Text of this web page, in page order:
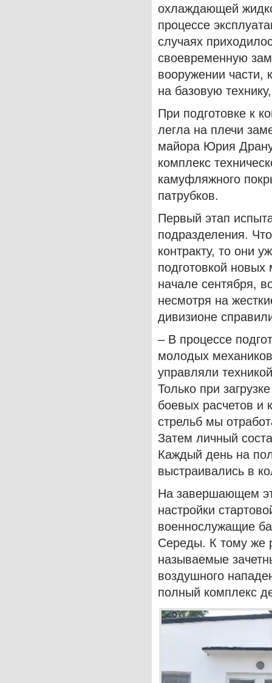
охлаждающей
процессе
случаях
своевременную
вооружении
на базовую
При подготовке к
легла на плечи
майора Юрия
комплекс
камуфляжного
патрубков.
Первый этап
подразделения.
контракту, то они
подготовкой
начале сентября,
несмотря на
дивизионе
– В процессе
молодых
управляли
Только при
боевых расчетов
стрельб мы
Затем личный
Каждый день на
выстраивались в
На завершающем
настройки
военнослужащие
Середы. К тому же
называемые
воздушного
полный комплекс